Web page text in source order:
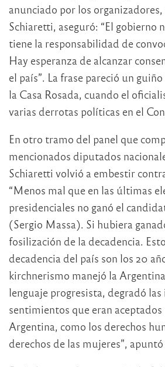
anunciado por los
Schiaretti, aseguró: “El gobierno
tiene la responsabilidad de
Hay esperanza de alcanzar
el país”. La frase pareció un
la Casa Rosada, cuando el
varias derrotas políticas en el
En otro tramo del panel que
mencionados diputados
Schiaretti volvió a embestir
“Menos mal que en las últimas
presidenciales no ganó el
(Sergio Massa). Si hubiera
fosilización de la decadencia.
decadencia del país son los 20
kirchnerismo manejó la
lenguaje progresista, degradó
sentimientos que eran
Argentina, como los derechos
derechos de las mujeres”,